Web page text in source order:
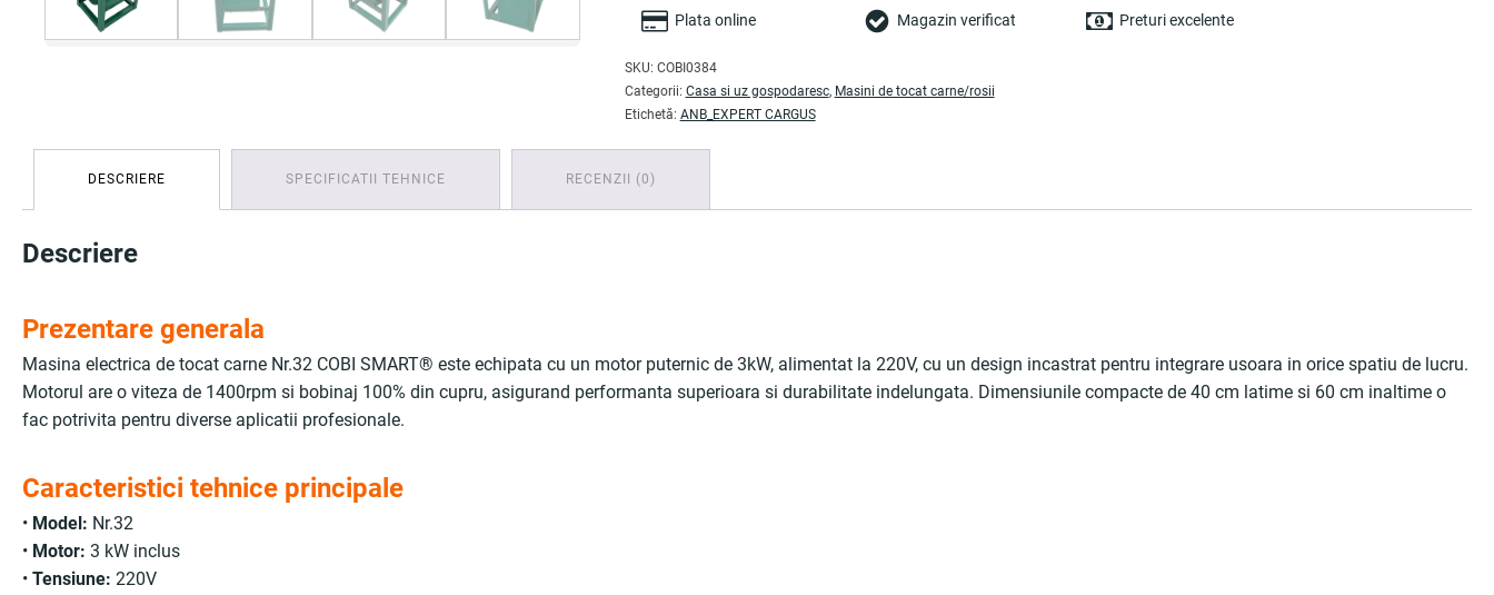
rpm,
100%
cupru,
40x60
-
Plata online Magazin verificat Preturi excelente
SKU: COBI0384
Categorii: Casa si uz gospodaresc, Masini de tocat carne/rosii
Etichetă: ANB_EXPERT CARGUS
DESCRIERE SPECIFICATII TEHNICE RECENZII (0)
Descriere
Prezentare generala
Masina electrica de tocat carne Nr.32 COBI SMART® este echipata cu un motor puternic de 3kW, alimentat la 220V, cu un design incastrat pentru integrare usoara in orice spatiu de lucru.
Motorul are o viteza de 1400rpm si bobinaj 100% din cupru, asigurand performanta superioara si durabilitate indelungata. Dimensiunile compacte de 40 cm latime si 60 cm inaltime o
fac potrivita pentru diverse aplicatii profesionale.
Caracteristici tehnice principale
• Model: Nr.32
• Motor: 3 kW inclus
• Tensiune: 220V